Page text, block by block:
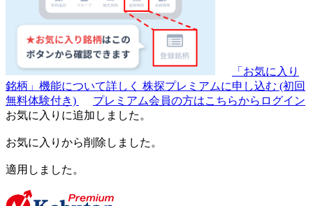
「お気に入り
銘柄」機能について詳しく 株探プレミアムに申し込む (初回
無料体験付き)
プレミアム会員の方はこちらからログイン
お気に入りに追加しました。
お気に入りから削除しました。
適用しました。